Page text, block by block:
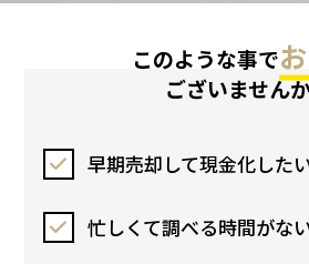
このような事で
ございません
早期売却して現金化した
忙しくて調べる時間がな